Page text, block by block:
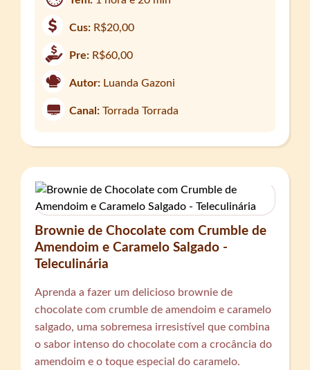
Cus: R$20,00
Pre: R$60,00
Autor: Luanda Gazoni
Canal: Torrada Torrada
Brownie de Chocolate com Crumble de
Amendoim e Caramelo Salgado -
Teleculinária
Aprenda a fazer um delicioso brownie de
chocolate com crumble de amendoim e caramelo
salgado, uma sobremesa irresistível que combina
o sabor intenso do chocolate com a crocância do
amendoim e o toque especial do caramelo.